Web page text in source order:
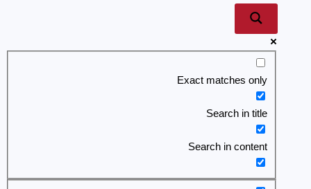
Exact matches only
Search in title
Search in content